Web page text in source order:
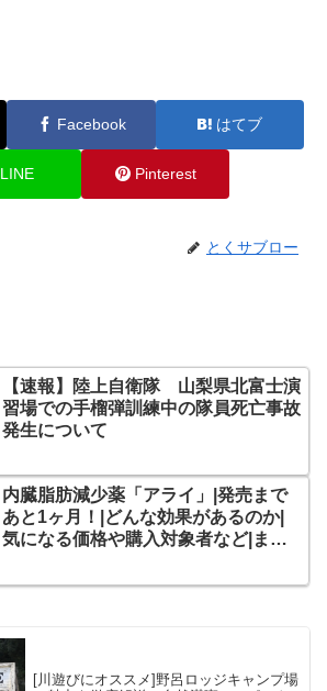
Facebook はてブ
LINE Pinterest
とくサブロー
【速報】陸上自衛隊 山梨県北富士演
習場での手榴弾訓練中の隊員死亡事故
発生について
内臓脂肪減少薬「アライ」|発売まで
あと1ヶ月！|どんな効果があるのか|
気になる価格や購入対象者など|まと
[川遊びにオススメ]野呂ロッジキャンプ場